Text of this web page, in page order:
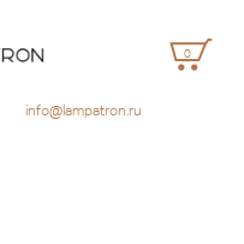
0
info@lampatron.ru